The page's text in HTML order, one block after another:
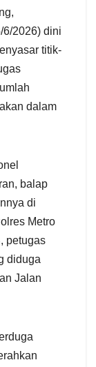
6/2026) dini
titik-
dalam
balap
di
Metro
petugas
diduga
Jalan